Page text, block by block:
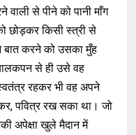
वाली से पीने को पानी माँग
छोड़कर किसी स्त्री से
बात करने को उसका मुँह
से ही उसे वह
रहकर भी वह अपने
पवित्र रख सका था। जो
अपेक्षा खुले मैदान में